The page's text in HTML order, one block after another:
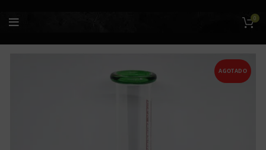
0
AGOTADO